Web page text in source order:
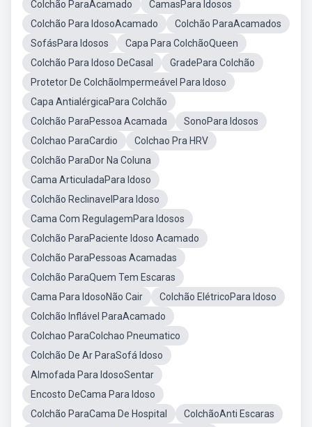
Colchão ParaAcamado
CamasPara Idosos
Colchão Para IdosoAcamado
Colchão ParaAcamados
SofásPara Idosos
Capa Para ColchãoQueen
Colchão Para Idoso DeCasal
GradePara Colchão
Protetor De ColchãoImpermeável Para Idoso
Capa AntialérgicaPara Colchão
Colchão ParaPessoa Acamada
SonoPara Idosos
Colchao ParaCardio
Colchao Pra HRV
Colchão ParaDor Na Coluna
Cama ArticuladaPara Idoso
Colchão ReclinavelPara Idoso
Cama Com RegulagemPara Idosos
Colchão ParaPaciente Idoso Acamado
Colchão ParaPessoas Acamadas
Colchão ParaQuem Tem Escaras
Cama Para IdosoNão Cair
Colchão ElétricoPara Idoso
Colchão Inflável ParaAcamado
Colchao ParaColchao Pneumatico
Colchão De Ar ParaSofá Idoso
Almofada Para IdosoSentar
Encosto DeCama Para Idoso
Colchão ParaCama De Hospital
ColchãoAnti Escaras